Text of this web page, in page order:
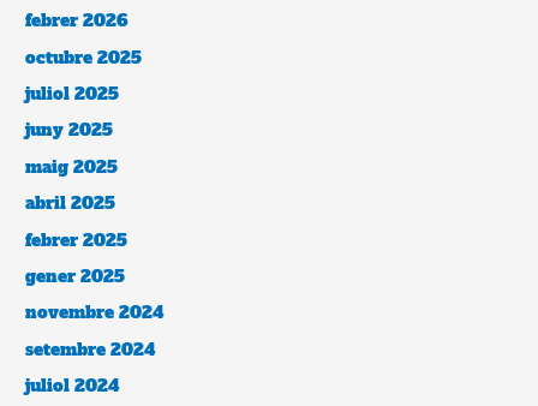
febrer 2026
octubre 2025
juliol 2025
juny 2025
maig 2025
abril 2025
febrer 2025
gener 2025
novembre 2024
setembre 2024
juliol 2024